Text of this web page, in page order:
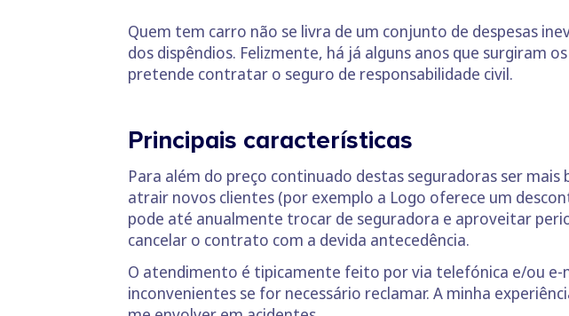
Quem tem carro não se livra de um conjunto de despesas
dos dispêndios. Felizmente, há já alguns anos que surgiram
pretende contratar o seguro de responsabilidade civil.
Principais características
Para além do preço continuado destas seguradoras ser
atrair novos clientes (por exemplo a Logo oferece um
pode até anualmente trocar de seguradora e aproveitar
cancelar o contrato com a devida antecedência.
O atendimento é tipicamente feito por via telefónica e/ou
inconvenientes se for necessário reclamar. A minha